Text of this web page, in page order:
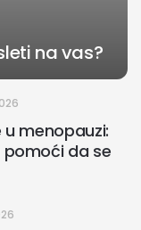
na vas?
u menopauzi:
da se